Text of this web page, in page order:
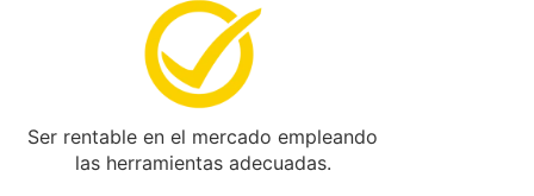
Ser rentable en el mercado empleando
las herramientas adecuadas.